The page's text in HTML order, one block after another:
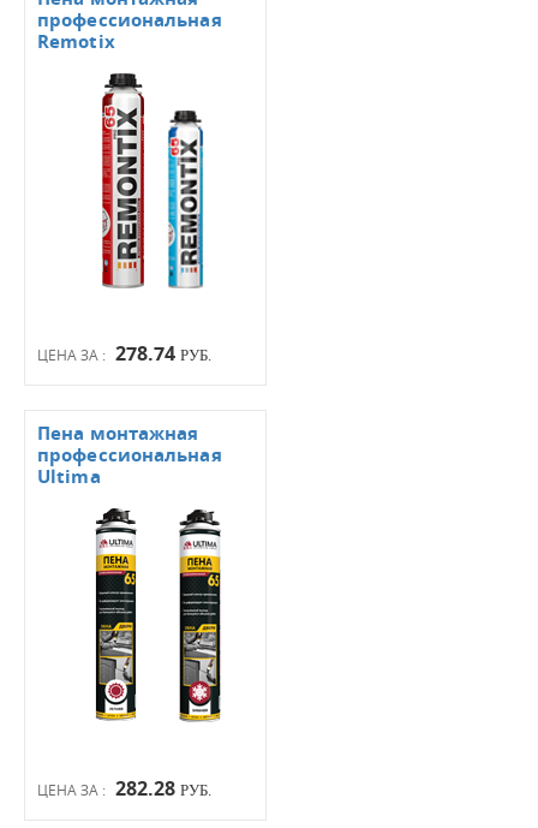
ЦЕНА ЗА : 278.74 РУБ.
профессиональная
Remotix
ЦЕНА ЗА : 282.28 РУБ.
Пена монтажная
профессиональная
Ultima